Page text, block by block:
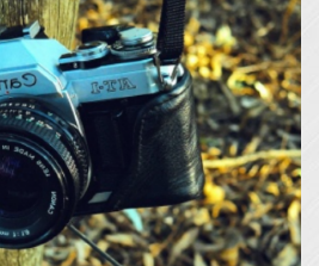
NATEČAJ